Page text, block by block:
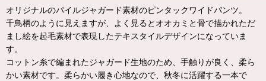
オリジナルのパイルジャガード素材のピンタックワイドパンツ。
千鳥柄のように見えますが、よく見るとオオカミと骨で描かれただ
まし絵を起毛素材で表現したテキスタイルデザインになっていま
す。
コットン糸で編まれたジャガード生地のため、手触りが良く、柔ら
かい素材です。柔らかい履き心地なので、秋冬に活躍する一本で